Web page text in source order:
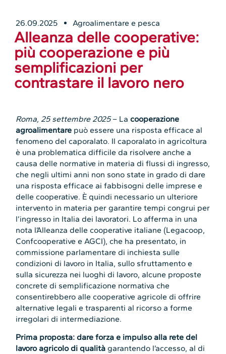
26.09.2025 Agroalimentare e pesca
Alleanza delle cooperative:
più cooperazione e più
semplificazioni per
contrastare il lavoro nero
Roma, 25 settembre 2025– Lacooperazione
agroalimentare può essere una risposta efficace al
fenomeno del caporalato. Il caporalato in agricoltura
è una problematica difficile da risolvere anche a
causa delle normative in materia di flussi di ingresso,
che negli ultimi anni non sono state in grado di dare
una risposta efficace ai fabbisogni delle imprese e
delle cooperative. È quindi necessario un ulteriore
intervento in materia per garantire tempi congrui per
l’ingresso in Italia dei lavoratori. Lo afferma in una
nota l’Alleanza delle cooperative italiane (Legacoop,
Confcooperative e AGCI), che ha presentato, in
commissione parlamentare di inchiesta sulle
condizioni di lavoro in Italia, sullo sfruttamento e
sulla sicurezza nei luoghi di lavoro, alcune proposte
concrete di semplificazione normativa che
consentirebbero alle cooperative agricole di offrire
alternative legali e trasparenti al ricorso a forme
irregolari di intermediazione.
Prima proposta: dare forza e impulso alla rete del
lavoro agricolo di qualità garantendo l’accesso, al di